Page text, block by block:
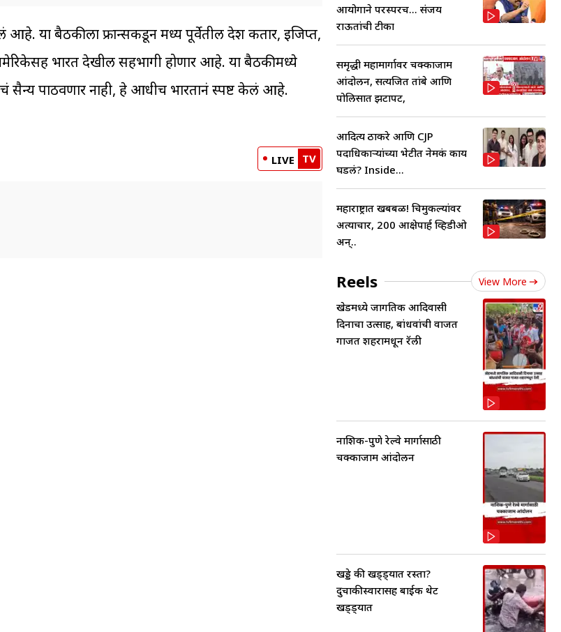
या बैठकीला फ्रान्सकडून मध्य पूर्वेतील देश कतार, इजिप्त,
भारत देखील सहभागी होणार आहे. या बैठकीमध्ये
सैन्य पाठवणार नाही, हे आधीच भारतानं स्पष्ट केलं आहे.
LIVE TV
आयोगाने परस्परच... संजय
राऊतांची टीका
समृद्धी महामार्गावर चक्काजाम
आंदोलन, सत्यजित तांबे आणि
पोलिसात झटापट,
आदित्य ठाकरे आणि CJP
पदाधिकाऱ्यांच्या भेटीत नेमकं काय
घडलं? Inside...
महाराष्ट्रात खबबळ! चिमुकल्यांवर
अत्याचार, 200 आक्षेपार्ह व्हिडीओ
अन्..
Reels View More
खेडमध्ये जागतिक आदिवासी
दिनाचा उत्साह, बांधवांची वाजत
गाजत शहरामधून रॅली
नाशिक-पुणे रेल्वे मार्गासाठी
चक्काजाम आंदोलन
खड्डे की खड्ड्यात रस्ता?
दुचाकीस्वारासह बाईक थेट
खड्ड्यात